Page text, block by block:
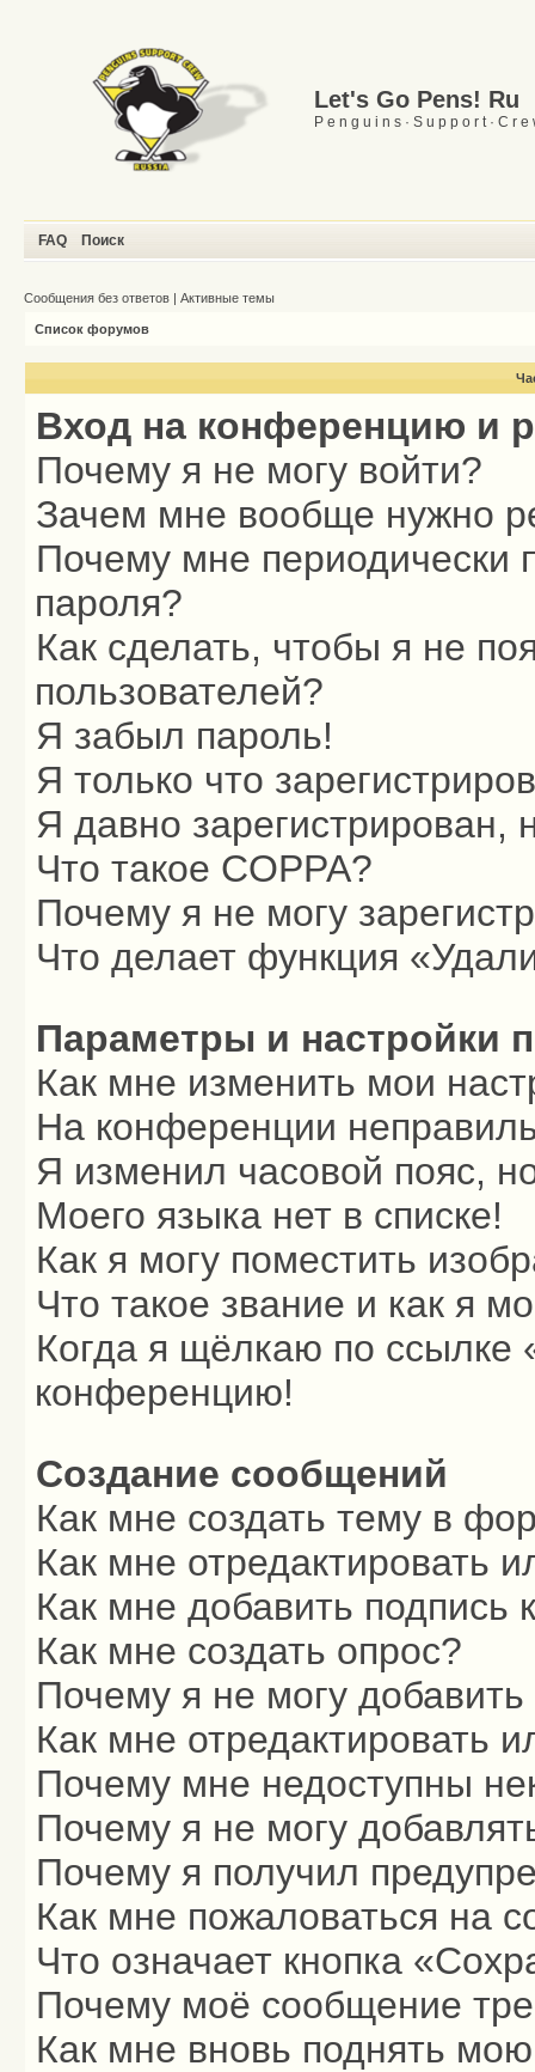
Let's Go Pens! Ru
P e n g u i n s · S u p p o r t · C r e
FAQ Поиск
Сообщения без ответов | Активные темы
Список форумов
Вход на конференцию и
Почему я не могу войти?
Зачем мне вообще нужно
Почему мне периодически
пароля?
Как сделать, чтобы я не
пользователей?
Я забыл пароль!
Я только что
Я давно зарегистрирован,
Что такое COPPA?
Почему я не могу
Что делает функция
Параметры и настройки
Как мне изменить мои
На конференции
Я изменил часовой пояс,
Моего языка нет в списке!
Как я могу поместить
Что такое звание и как я
Когда я щёлкаю по ссылке
конференцию!
Создание сообщений
Как мне создать тему в
Как мне отредактировать
Как мне добавить
Как мне создать опрос?
Почему я не могу
Как мне отредактировать
Почему мне недоступны
Почему я не могу
Почему я получил
Как мне пожаловаться на
Что означает кнопка
Почему моё сообщение
Как мне вновь поднять